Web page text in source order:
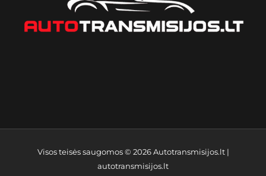
Visos teisės saugomos © 2026Autotransmisijos.lt|
autotransmisijos.lt